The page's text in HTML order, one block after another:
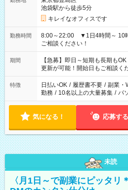
池袋駅から徒歩5分
キレイなオフィスです
勤務時間
8:00～22:00 ▼1日4時間～ 10
ご相談ください！
期間
【急募】即日～短期も長期も
更新が可能！開始日もご相談く
特徴 日払いOK / 履歴書不要 / 副業・
勤務 / 10名以上の大量募集 / パ
気になる！ 応募する
未読
〈月1日～で副業にピッタリ